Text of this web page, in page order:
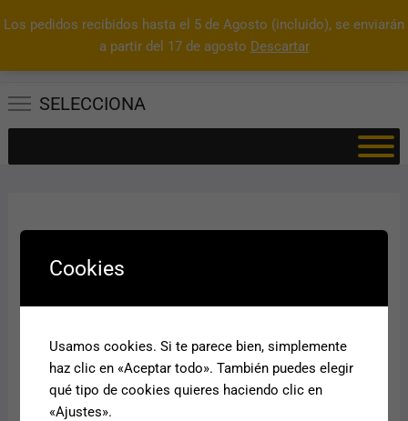
Los pedidos recibidos hasta el 5 de Agosto (incluido), se enviarán
a partir del 17 de agosto Descartar
0
Total
SELECCIONA
Tu carrito está vacío.
Volver a la tienda
Cookies
Usamos cookies. Si te parece bien, simplemente
haz clic en «Aceptar todo». También puedes elegir
qué tipo de cookies quieres haciendo clic en
«Ajustes».